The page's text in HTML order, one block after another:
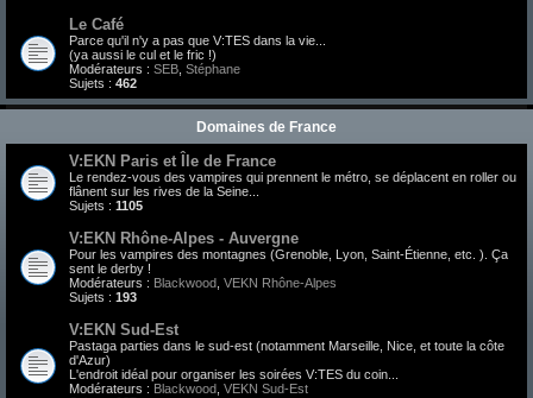
Le Café
Parce qu'il n'y a pas que V:TES dans la vie...
(ya aussi le cul et le fric !)
Modérateurs : SEB Stéphane
Sujets : 462
Domaines de France
V:EKN Paris et Île de France
Le rendez-vous des vampires qui prennent le métro, se déplacent en roller ou
flânent sur les rives de la Seine...
Sujets : 1105
V:EKN Rhône-Alpes - Auvergne
Pour les vampires des montagnes (Grenoble, Lyon, Saint-Étienne, etc. ). Ça
sent le derby !
Modérateurs : Blackwood VEKN Rhône-Alpes
Sujets : 193
V:EKN Sud-Est
Pastaga parties dans le sud-est (notamment Marseille, Nice, et toute la côte
d'Azur)
L'endroit idéal pour organiser les soirées V:TES du coin...
Modérateurs : Blackwood VEKN Sud-Est